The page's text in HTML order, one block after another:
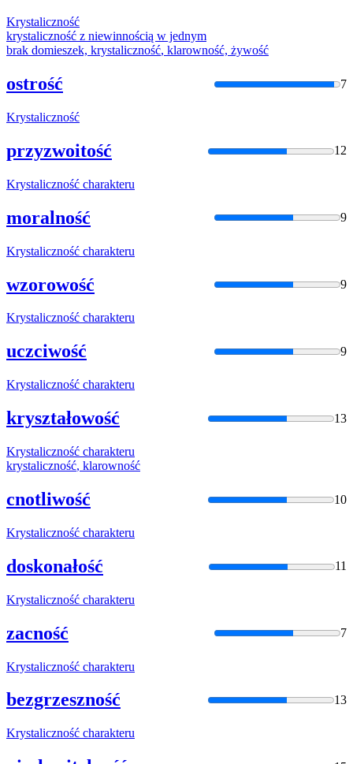
Krystaliczność
krystaliczność z niewinnością w jednym
brak domieszek, krystaliczność, klarowność, żywość
ostrość 7
Krystaliczność
przyzwoitość 12
Krystaliczność charakteru
moralność 9
Krystaliczność charakteru
wzorowość 9
Krystaliczność charakteru
uczciwość 9
Krystaliczność charakteru
kryształowość 13
Krystaliczność charakteru
krystaliczność, klarowność
cnotliwość 10
Krystaliczność charakteru
doskonałość 11
Krystaliczność charakteru
zacność 7
Krystaliczność charakteru
bezgrzeszność 13
Krystaliczność charakteru